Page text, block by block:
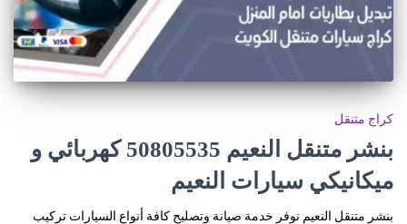
كراج متنقل
بنشر متنقل النعيم 50805535‬ كهربائي و
ميكانيكي سيارات النعيم
بنشر متنقل النعيم نوفر خدمة صيانة وتصليح كافة أنواع السيارات تركيب